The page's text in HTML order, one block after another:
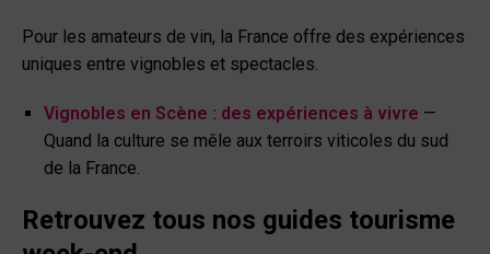
Pour les amateurs de vin, la France offre des expériences
uniques entre vignobles et spectacles.
Vignobles en Scène : des expériences à vivre —
Quand la culture se mêle aux terroirs viticoles du sud
de la France.
Retrouvez tous nos guides tourisme